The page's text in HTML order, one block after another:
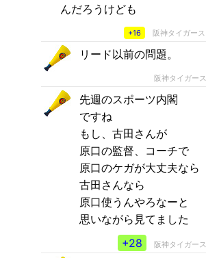
んだろうけども
+16 阪神タイガース
リード以前の問題。
阪神タイガー
先週のスポーツ内閣
ですね
もし、古田さんが
原口の監督、コーチで
原口のケガが大丈夫なら
古田さんなら
原口使うんやろなーと
思いながら見てました
+28
阪神タイガー